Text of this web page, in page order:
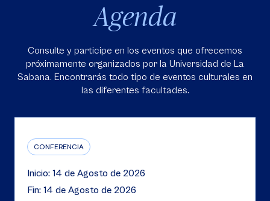
Agenda
Consulte y participe en los eventos que ofrecemos
próximamente organizados por la Universidad de La
Sabana. Encontrarás todo tipo de eventos culturales en
las diferentes facultades.
CONFERENCIA
Inicio: 14 de Agosto de 2026
Fin: 14 de Agosto de 2026